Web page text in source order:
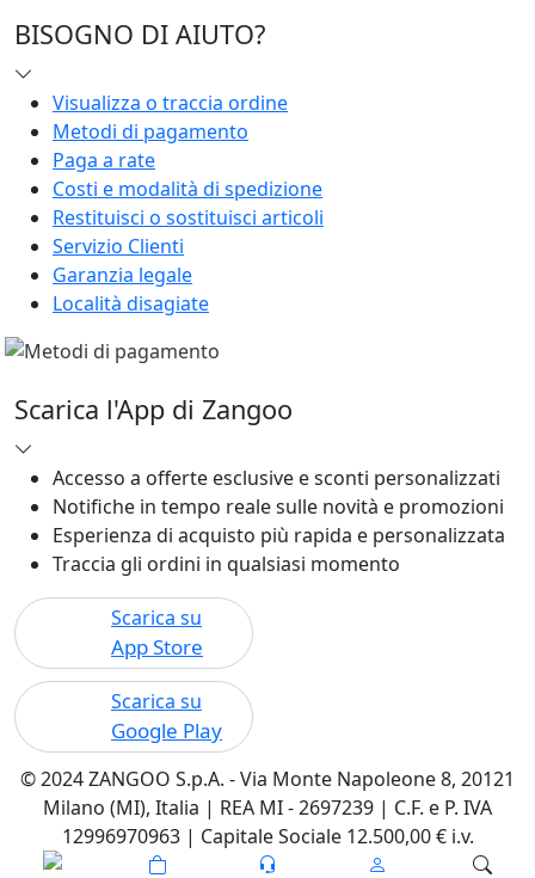
BISOGNO DI AIUTO?
Visualizza o traccia ordine
Metodi di pagamento
Paga a rate
Costi e modalità di spedizione
Restituisci o sostituisci articoli
Servizio Clienti
Garanzia legale
Località disagiate
Scarica l'App di Zangoo
Accesso a offerte esclusive e sconti personalizzati
Notifiche in tempo reale sulle novità e promozioni
Esperienza di acquisto più rapida e personalizzata
Traccia gli ordini in qualsiasi momento
Scarica su
App Store
Scarica su
Google Play
© 2024 ZANGOO S.p.A. - Via Monte Napoleone 8, 20121
Milano (MI), Italia | REA MI - 2697239 | C.F. e P. IVA
12996970963 | Capitale Sociale 12.500,00 € i.v.